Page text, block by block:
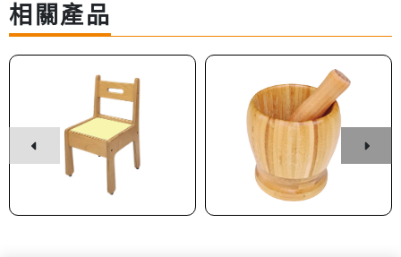
相關產品